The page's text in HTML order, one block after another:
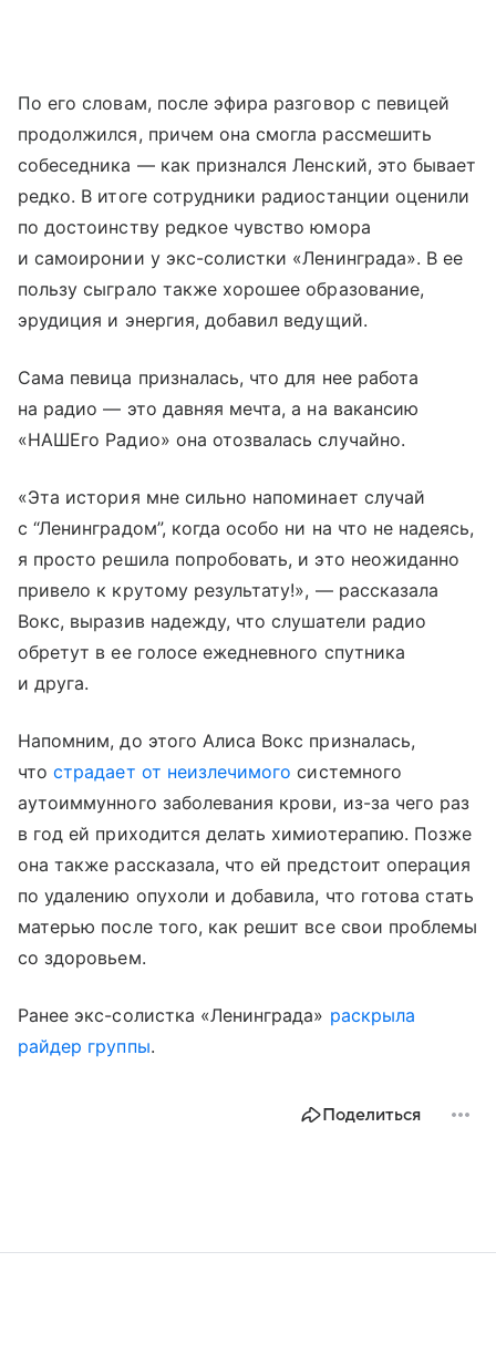
По его словам, после эфира разговор с певицей
продолжился, причем она смогла рассмешить
собеседника — как признался Ленский, это бывает
редко. В итоге сотрудники радиостанции оценили
по достоинству редкое чувство юмора
и самоиронии у экс-солистки «Ленинграда». В ее
пользу сыграло также хорошее образование,
эрудиция и энергия, добавил ведущий.
Сама певица призналась, что для нее работа
на радио — это давняя мечта, а на вакансию
«НАШЕго Радио» она отозвалась случайно.
«Эта история мне сильно напоминает случай
с “Ленинградом”, когда особо ни на что не надеясь,
я просто решила попробовать, и это неожиданно
привело к крутому результату!», — рассказала
Вокс, выразив надежду, что слушатели радио
обретут в ее голосе ежедневного спутника
и друга.
Напомним, до этого Алиса Вокс призналась,
чтострадает от неизлечимого системного
аутоиммунного заболевания крови, из-за чего раз
в год ей приходится делать химиотерапию. Позже
она также рассказала, что ей предстоит операция
по удалению опухоли и добавила, что готова стать
матерью после того, как решит все свои проблемы
со здоровьем.
Ранее экс-солистка «Ленинграда» раскрыла
райдер группы.
Поделиться